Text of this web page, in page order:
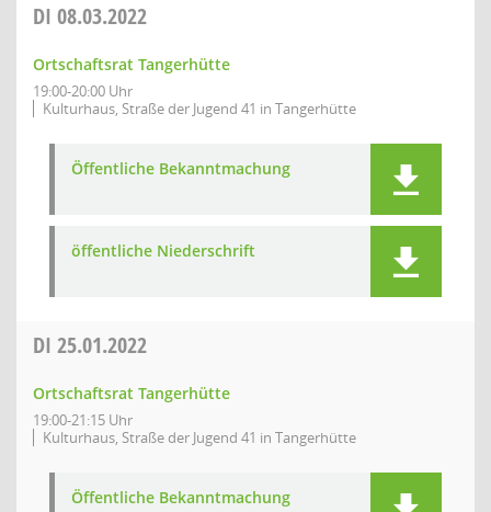
DI 08.03.2022
Ortschaftsrat Tangerhütte
19:00-20:00 Uhr
Kulturhaus, Straße der Jugend 41 in Tangerhütte
Öffentliche Bekanntmachung
öffentliche Niederschrift
DI 25.01.2022
Ortschaftsrat Tangerhütte
19:00-21:15 Uhr
Kulturhaus, Straße der Jugend 41 in Tangerhütte
Öffentliche Bekanntmachung